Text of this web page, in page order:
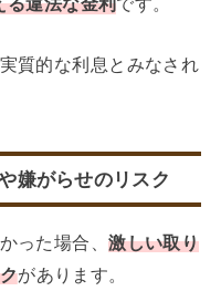
質的な利息とみなされ
嫌がらせのリスク
った場合、激しい取り
があります。